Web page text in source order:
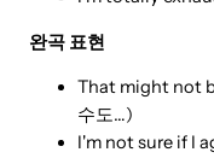
완곡 표현
That might not
수도…)
I'm not sure if I